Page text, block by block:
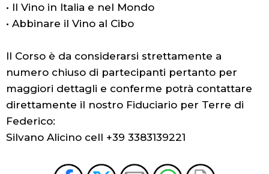
• Il Vino in Italia e nel Mondo
• Abbinare il Vino al Cibo
Il Corso è da considerarsi strettamente a
numero chiuso di partecipanti pertanto per
maggiori dettagli e conferme potrà contattare
direttamente il nostro Fiduciario per Terre di
Federico:
Silvano Alicino cell +39 3383139221